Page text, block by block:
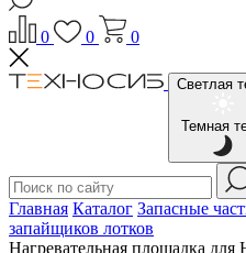
0 0 0
Светлая
Темная
Главная Каталог Запасные
запайщиков лотков
Нагревательная площадка для